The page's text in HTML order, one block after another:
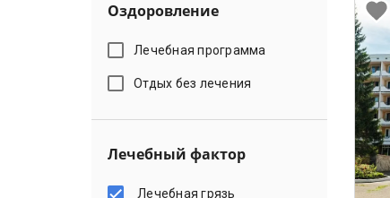
Оздоровление
Лечебная программа
Отдых без лечения
Лечебный фактор
Лечебная грязь